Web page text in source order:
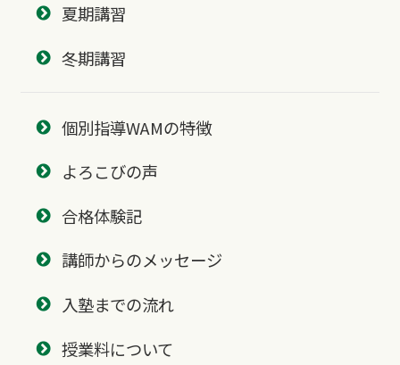
夏期講習
冬期講習
個別指導WAMの特徴
よろこびの声
合格体験記
講師からのメッセージ
入塾までの流れ
授業料について